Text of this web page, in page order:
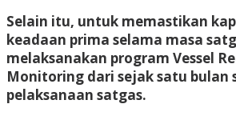
Selain itu, untuk memastikan
keadaan prima selama masa
melaksanakan program Vessel
Monitoring dari sejak satu bulan
pelaksanaan satgas.